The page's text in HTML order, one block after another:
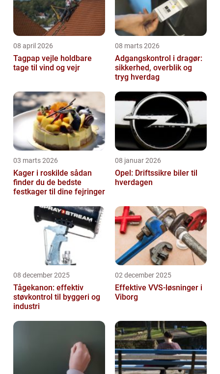
08 april 2026
Tagpap vejle holdbare
tage til vind og vejr
08 marts 2026
Adgangskontrol i dragør:
sikkerhed, overblik og
tryg hverdag
03 marts 2026
Kager i roskilde sådan
finder du de bedste
festkager til dine fejringer
08 januar 2026
Opel: Driftssikre biler til
hverdagen
08 december 2025
Tågekanon: effektiv
støvkontrol til byggeri og
industri
02 december 2025
Effektive VVS-løsninger i
Viborg